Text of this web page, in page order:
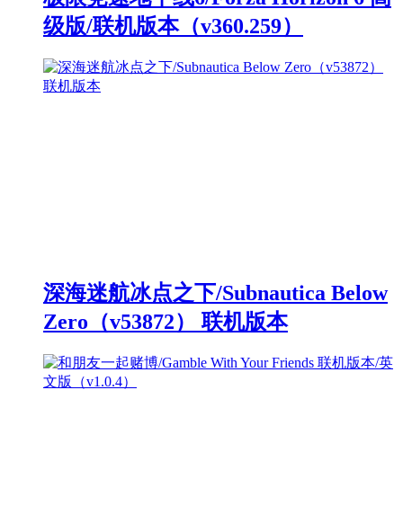
级版/联机版本（v360.259）
深海迷航冰点之下/Subnautica Below
Zero（v53872） 联机版本